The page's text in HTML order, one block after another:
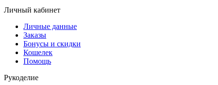
Личный кабинет
Личные данные
Заказы
Бонусы и скидки
Кошелек
Помощь
Рукоделие